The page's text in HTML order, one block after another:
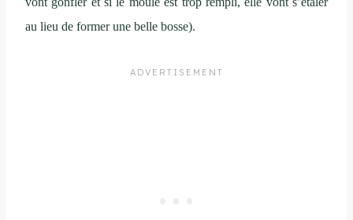
au lieu de former une belle bosse).